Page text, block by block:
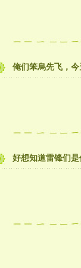
俺们笨烏先飞，
好想知道雷锋们